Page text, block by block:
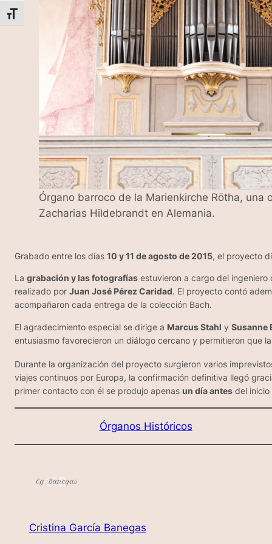
Alternar tamaño de letra
Órgano barroco de la Marienkirche Rötha, una
Zacharias Hildebrandt en Alemania.
Grabado entre los días 10 y 11 de agosto de 2015, el proyecto
La grabación y las fotografías estuvieron a cargo del ingeniero
realizado por Juan José Pérez Caridad. El proyecto contó
acompañaron cada entrega de la colección Bach.
El agradecimiento especial se dirige a Marcus Stahl y Susanne
entusiasmo favorecieron un diálogo cercano y permitieron que
Durante la organización del proyecto surgieron varios
viajes continuos por Europa, la confirmación definitiva llegó
primer contacto con él se produjo apenas un día antes del
Órganos Históricos
Cristina García Banegas